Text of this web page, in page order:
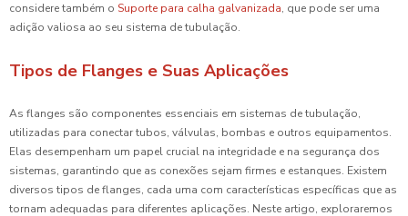
considere também o Suporte para calha galvanizada, que pode ser uma
adição valiosa ao seu sistema de tubulação.
Tipos de Flanges e Suas Aplicações
As flanges são componentes essenciais em sistemas de tubulação,
utilizadas para conectar tubos, válvulas, bombas e outros equipamentos.
Elas desempenham um papel crucial na integridade e na segurança dos
sistemas, garantindo que as conexões sejam firmes e estanques. Existem
diversos tipos de flanges, cada uma com características específicas que as
tornam adequadas para diferentes aplicações. Neste artigo, exploraremos